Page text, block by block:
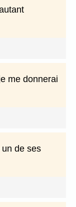
me donnerai
de ses